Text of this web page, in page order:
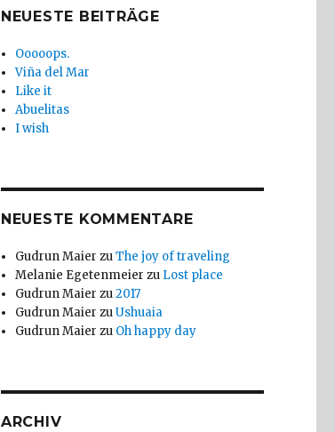
NEUESTE BEITRÄGE
Ooooops.
Viña del Mar
Like it
Abuelitas
I wish
NEUESTE KOMMENTARE
Gudrun Maier zuThe joy of traveling
Melanie Egetenmeier zu Lost place
Gudrun Maier zu2017
Gudrun Maier zuUshuaia
Gudrun Maier zu Oh happy day
ARCHIV